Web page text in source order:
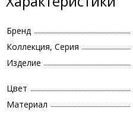
Бренд
Коллекция, Серия
Изделие
Цвет
Материал